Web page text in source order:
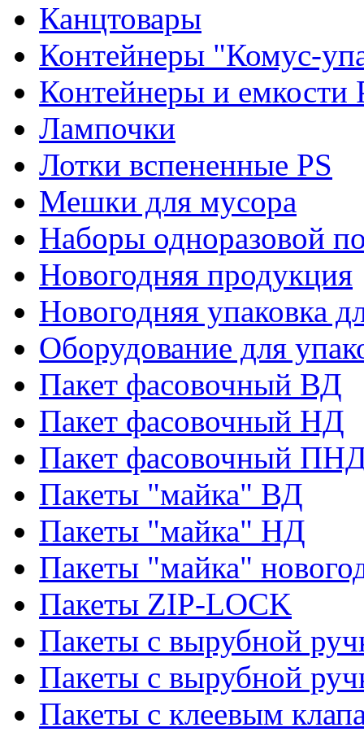
Канцтовары
Контейнеры "Комус-
Контейнеры и емкости
Лампочки
Лотки вспененные PS
Мешки для мусора
Наборы одноразовой
Новогодняя продукция
Новогодняя упаковка
Оборудование для
Пакет фасовочный ВД
Пакет фасовочный НД
Пакет фасовочный
Пакеты "майка" ВД
Пакеты "майка" НД
Пакеты "майка"
Пакеты ZIP-LOCK
Пакеты с вырубной
Пакеты с вырубной
Пакеты с клеевым